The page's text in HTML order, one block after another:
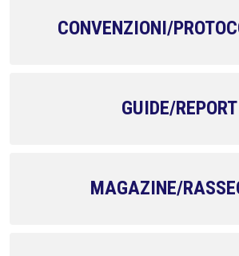
CONVENZIONI/
GUIDE/REPORT
MAGAZINE/